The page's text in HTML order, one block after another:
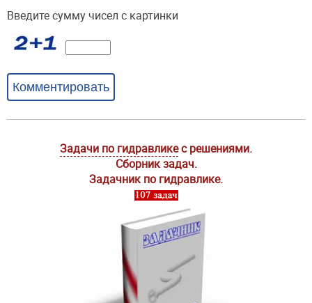
Задачи по гидравликес решениями.
Сборник задач.
Задачник по гидравлике.
Введите сумму чисел с картинки
Комментировать